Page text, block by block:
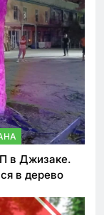
в Джизаке.
в дерево